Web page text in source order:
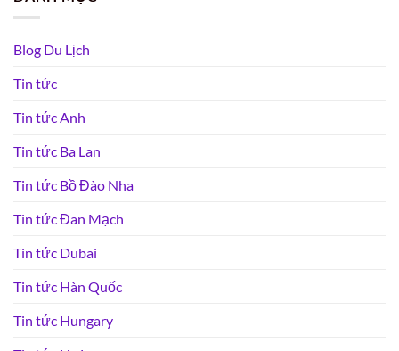
Blog Du Lịch
Tin tức
Tin tức Anh
Tin tức Ba Lan
Tin tức Bồ Đào Nha
Tin tức Đan Mạch
Tin tức Dubai
Tin tức Hàn Quốc
Tin tức Hungary